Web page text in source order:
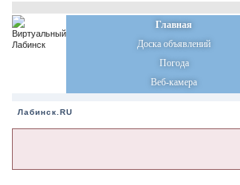
Главная
Доска объявлений
Погода
Веб-камера
Лабинск.RU